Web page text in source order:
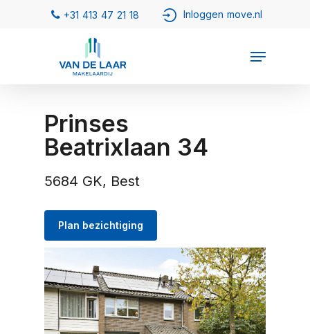
Prinses
Beatrixlaan 34
5684 GK, Best
Plan bezichtiging